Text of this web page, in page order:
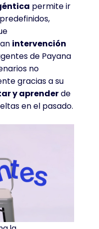
permite ir
intervención
de Payana
no
gracias a su
y aprenderde
en el pasado.